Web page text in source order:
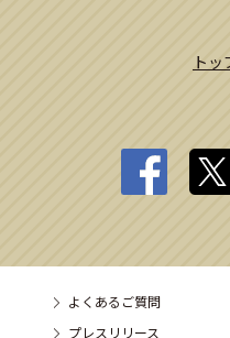
トッ
よくあるご質問
プレスリリース